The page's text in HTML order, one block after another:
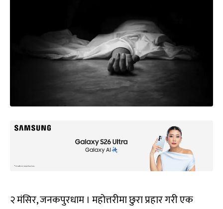
२ मंसिर, जनकपुरधाम । महोत्तरीमा छुरा प्रहार गरी एक